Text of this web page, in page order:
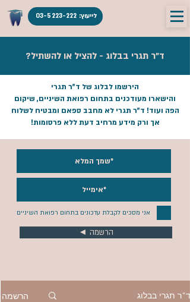
לייעוץ: 03-5223-222
ד"ר תגרי בבלוג - להציל או להשתיל?
הירשמו לבלוג של ד"ר תגרי
והישארו מעודכנים בתחום רפואת השיניים, שיקום
הפה ועוד! ד"ר תגרי לא מחבב ספאם ומבטיח לשלוח
אך ורק מידע מרחיב דעת ללא פרסומות!
אני מסכים לקבלת עדכונים בתחום רפואת השיניים
◄ הרשמה
ד"ר תגרי בבלוג הרשמה